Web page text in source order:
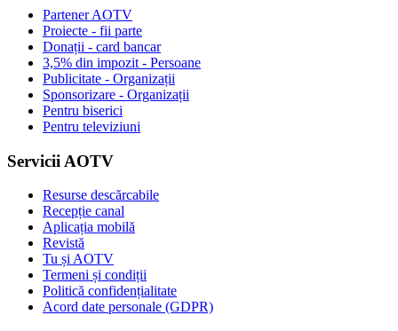
Partener AOTV
Proiecte - fii parte
Donații - card bancar
3,5% din impozit - Persoane
Publicitate - Organizații
Sponsorizare - Organizații
Pentru biserici
Pentru televiziuni
Servicii AOTV
Resurse descărcabile
Recepție canal
Aplicația mobilă
Revistă
Tu și AOTV
Termeni și condiții
Politică confidențialitate
Acord date personale (GDPR)